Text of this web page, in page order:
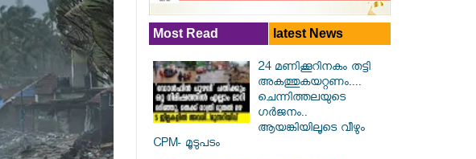
Most Read latest News
24 മണിക്കൂറിനകം തട്ടി
അകത്തുകയറ്റണം....
ചെന്നിത്തലയുടെ
ഗർജനം..
ആയങ്കിയിലൂടെ വീഴും
CPM- മൂടുപടം